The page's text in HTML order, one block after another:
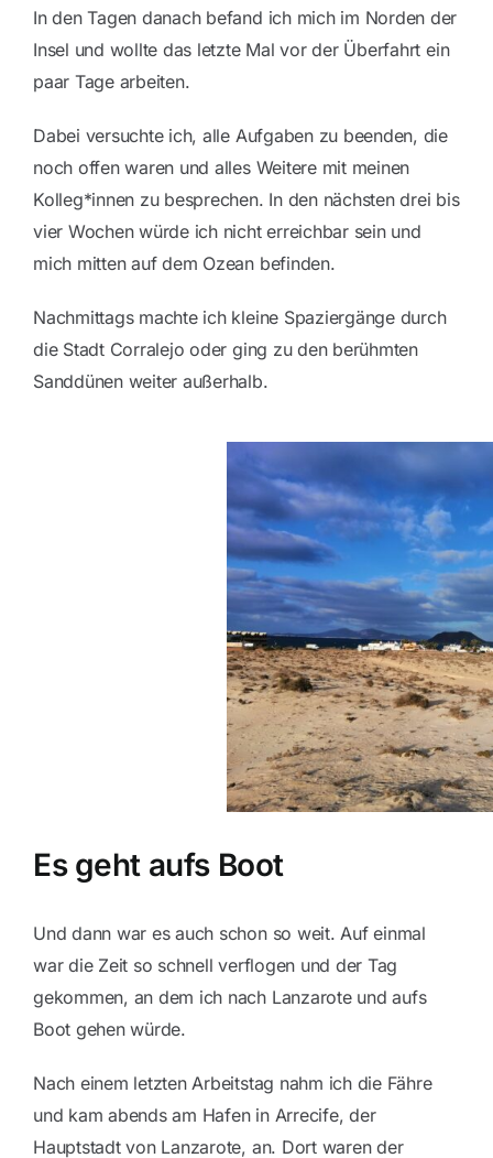
In den Tagen danach befand ich mich im Norden der
Insel und wollte das letzte Mal vor der Überfahrt ein
paar Tage arbeiten.
Dabei versuchte ich, alle Aufgaben zu beenden, die
noch offen waren und alles Weitere mit meinen
Kolleg*innen zu besprechen. In den nächsten drei bis
vier Wochen würde ich nicht erreichbar sein und
mich mitten auf dem Ozean befinden.
Nachmittags machte ich kleine Spaziergänge durch
die Stadt Corralejo oder ging zu den berühmten
Sanddünen weiter außerhalb.
Es geht aufs Boot
Und dann war es auch schon so weit. Auf einmal
war die Zeit so schnell verflogen und der Tag
gekommen, an dem ich nach Lanzarote und aufs
Boot gehen würde.
Nach einem letzten Arbeitstag nahm ich die Fähre
und kam abends am Hafen in Arrecife, der
Hauptstadt von Lanzarote, an. Dort waren der